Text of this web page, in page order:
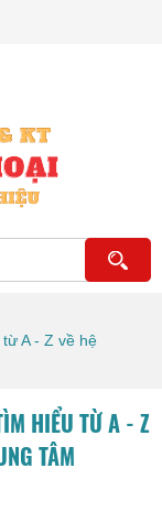
A - Z về hệ
HIỂU TỪ A - Z
TÂM